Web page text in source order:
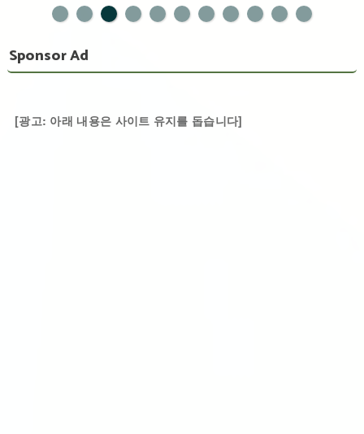
Sponsor Ad
[광고: 아래 내용은 사이트 유지를 돕습니다]